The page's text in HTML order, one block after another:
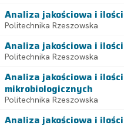
Analiza jakościowa i
Politechnika Rzeszowska
Analiza jakościowa i
Politechnika Rzeszowska
Analiza jakościowa i
mikrobiologicznych
Politechnika Rzeszowska
Analiza jakościowa i